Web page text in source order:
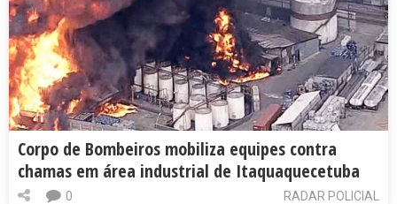
Corpo de Bombeiros mobiliza equipes contra
chamas em área industrial de Itaquaquecetuba
RADAR POLICIAL
0